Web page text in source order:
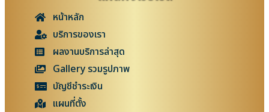
หน้าหลัก
บริการของเรา
ผลงานบริการล่าสุด
Gallery รวมรูปภาพ
บัญชีชำระเงิน
แผนที่ตั้ง